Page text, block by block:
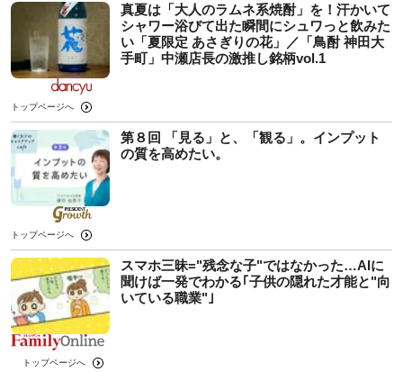
真夏は「大人のラムネ系焼酎」を！汗かいて
シャワー浴びて出た瞬間にシュワっと飲みた
い「夏限定 あさぎりの花」／「鳥酎 神田大
手町」中瀬店長の激推し銘柄vol.1
トップページへ
第８回 「見る」と、「観る」。インプット
の質を高めたい。
トップページへ
スマホ三昧="残念な子"ではなかった…AIに
聞けば一発でわかる｢子供の隠れた才能と"向
いている職業"｣
トップページへ